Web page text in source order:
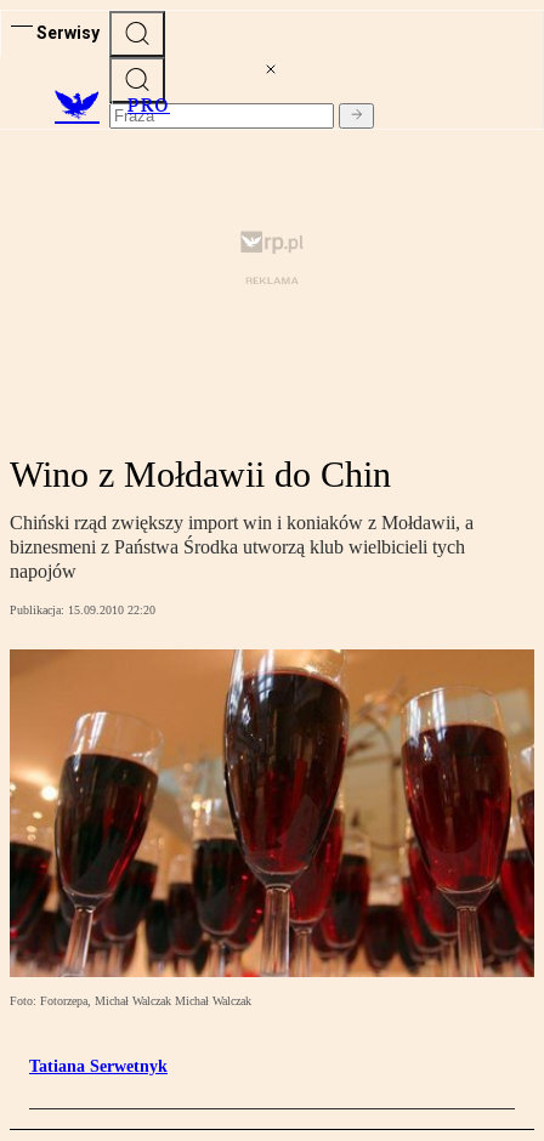
Serwisy
PRO
Wino z Mołdawii do Chin
Chiński rząd zwiększy import win i koniaków z Mołdawii, a
biznesmeni z Państwa Środka utworzą klub wielbicieli tych
napojów
Publikacja: 15.09.2010 22:20
Foto: Fotorzepa, Michał Walczak Michał Walczak
Tatiana Serwetnyk